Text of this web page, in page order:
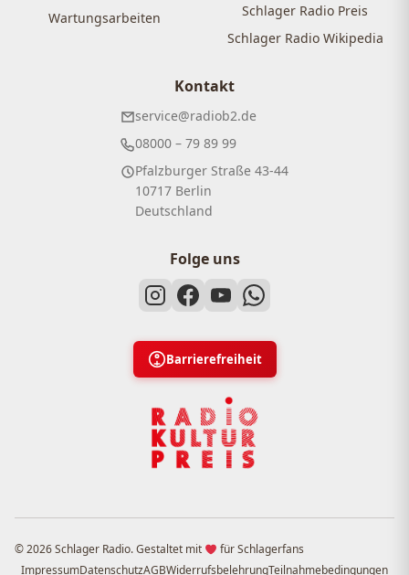
Wartungsarbeiten
Schlager Radio Preis
Schlager Radio Wikipedia
Kontakt
service@radiob2.de
08000 – 79 89 99
Pfalzburger Straße 43-44
10717 Berlin
Deutschland
Folge uns
Barrierefreiheit
© 2026 Schlager Radio. Gestaltet mit
für Schlagerfans
ImpressumDatenschutzAGBWiderrufsbelehrungTeilnahmebedingungen